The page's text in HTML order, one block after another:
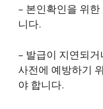
– 본인확인을 위
니다.
– 발급이 지연되
사전에 예방하기
야 합니다.